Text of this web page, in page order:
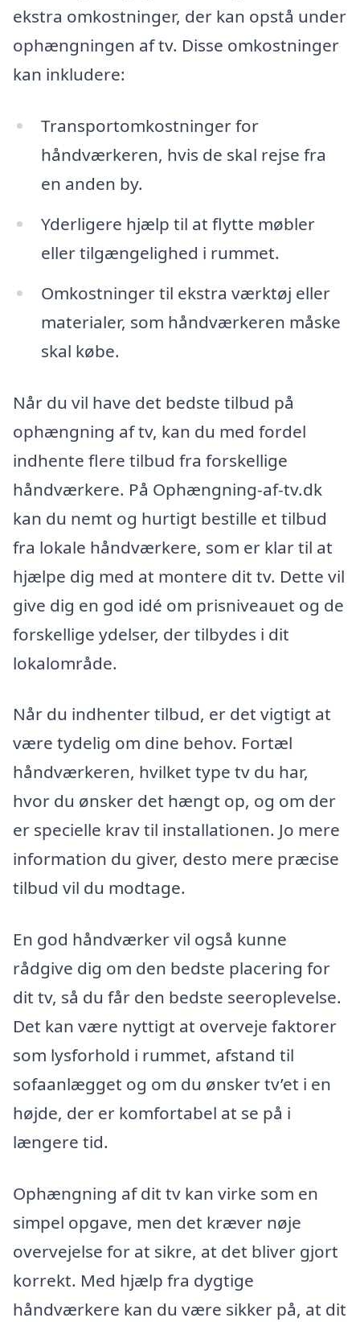
ekstra omkostninger, der kan opstå under
ophængningen af tv. Disse omkostninger
kan inkludere:
Transportomkostninger for
håndværkeren, hvis de skal rejse fra
en anden by.
Yderligere hjælp til at flytte møbler
eller tilgængelighed i rummet.
Omkostninger til ekstra værktøj eller
materialer, som håndværkeren måske
skal købe.
Når du vil have det bedste tilbud på
ophængning af tv, kan du med fordel
indhente flere tilbud fra forskellige
håndværkere. På Ophængning-af-tv.dk
kan du nemt og hurtigt bestille et tilbud
fra lokale håndværkere, som er klar til at
hjælpe dig med at montere dit tv. Dette vil
give dig en god idé om prisniveauet og de
forskellige ydelser, der tilbydes i dit
lokalområde.
Når du indhenter tilbud, er det vigtigt at
være tydelig om dine behov. Fortæl
håndværkeren, hvilket type tv du har,
hvor du ønsker det hængt op, og om der
er specielle krav til installationen. Jo mere
information du giver, desto mere præcise
tilbud vil du modtage.
En god håndværker vil også kunne
rådgive dig om den bedste placering for
dit tv, så du får den bedste seeroplevelse.
Det kan være nyttigt at overveje faktorer
som lysforhold i rummet, afstand til
sofaanlægget og om du ønsker tv’et i en
højde, der er komfortabel at se på i
længere tid.
Ophængning af dit tv kan virke som en
simpel opgave, men det kræver nøje
overvejelse for at sikre, at det bliver gjort
korrekt. Med hjælp fra dygtige
håndværkere kan du være sikker på, at dit